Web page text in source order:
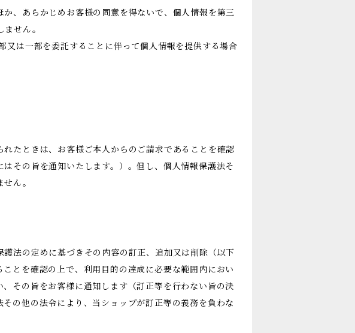
、あらかじめお客様の同意を得ないで、個人情報を第三
せん。
又は一部を委託することに伴って個人情報を提供する場合
たときは、お客様ご本人からのご請求であることを確認
その旨を通知いたします。）。但し、個人情報保護法そ
ん。
法の定めに基づきその内容の訂正、追加又は削除（以下
とを確認の上で、利用目的の達成に必要な範囲内におい
その旨をお客様に通知します（訂正等を行わない旨の決
の他の法令により、当ショップが訂正等の義務を負わな